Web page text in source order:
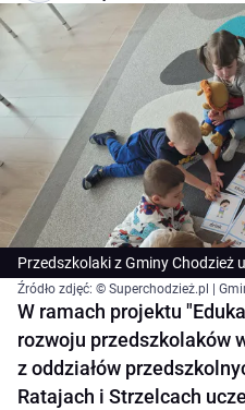
Przedszkolaki z Gminy Chodzież
Źródło zdjęć: © Superchodzież.pl |
W ramach projektu
rozwoju przedszkolaków
z oddziałów
Ratajach i Strzelcach